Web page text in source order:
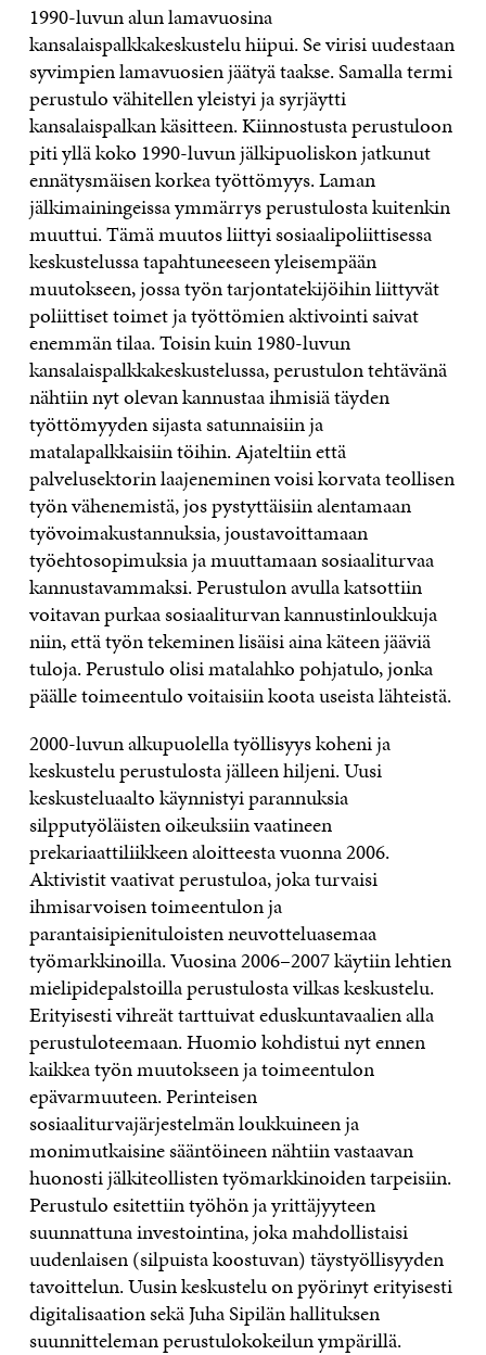
1990-luvun alun lamavuosina
kansalaispalkkakeskustelu hiipui. Se virisi uudestaan
syvimpien lamavuosien jäätyä taakse. Samalla termi
perustulo vähitellen yleistyi ja syrjäytti
kansalaispalkan käsitteen. Kiinnostusta perustuloon
piti yllä koko 1990-luvun jälkipuoliskon jatkunut
ennätysmäisen korkea työttömyys. Laman
jälkimainingeissa ymmärrys perustulosta kuitenkin
muuttui. Tämä muutos liittyi sosiaalipoliittisessa
keskustelussa tapahtuneeseen yleisempään
muutokseen, jossa työn tarjontatekijöihin liittyvät
poliittiset toimet ja työttömien aktivointi saivat
enemmän tilaa. Toisin kuin 1980-luvun
kansalaispalkkakeskustelussa, perustulon tehtävänä
nähtiin nyt olevan kannustaa ihmisiä täyden
työttömyyden sijasta satunnaisiin ja
matalapalkkaisiin töihin. Ajateltiin että
palvelusektorin laajeneminen voisi korvata teollisen
työn vähenemistä, jos pystyttäisiin alentamaan
työvoimakustannuksia, joustavoittamaan
työehtosopimuksia ja muuttamaan sosiaaliturvaa
kannustavammaksi. Perustulon avulla katsottiin
voitavan purkaa sosiaaliturvan kannustinloukkuja
niin, että työn tekeminen lisäisi aina käteen jääviä
tuloja. Perustulo olisi matalahko pohjatulo, jonka
päälle toimeentulo voitaisiin koota useista lähteistä.
2000-luvun alkupuolella työllisyys koheni ja
keskustelu perustulosta jälleen hiljeni. Uusi
keskusteluaalto käynnistyi parannuksia
silpputyöläisten oikeuksiin vaatineen
prekariaattiliikkeen aloitteesta vuonna 2006.
Aktivistit vaativat perustuloa, joka turvaisi
ihmisarvoisen toimeentulon ja
parantaisipienituloisten neuvotteluasemaa
työmarkkinoilla. Vuosina 2006–2007 käytiin lehtien
mielipidepalstoilla perustulosta vilkas keskustelu.
Erityisesti vihreät tarttuivat eduskuntavaalien alla
perustuloteemaan. Huomio kohdistui nyt ennen
kaikkea työn muutokseen ja toimeentulon
epävarmuuteen. Perinteisen
sosiaaliturvajärjestelmän loukkuineen ja
monimutkaisine sääntöineen nähtiin vastaavan
huonosti jälkiteollisten työmarkkinoiden tarpeisiin.
Perustulo esitettiin työhön ja yrittäjyyteen
suunnattuna investointina, joka mahdollistaisi
uudenlaisen (silpuista koostuvan) täystyöllisyyden
tavoittelun. Uusin keskustelu on pyörinyt erityisesti
digitalisaation sekä Juha Sipilän hallituksen
suunnitteleman perustulokokeilun ympärillä.